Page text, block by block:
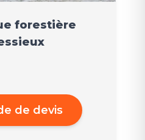
forestière
de devis